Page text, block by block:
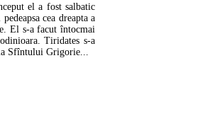
el a fost salbatic
cea dreapta a
El s-a facut întocmai
Tiridates s-a
Sfîntului Grigorie...